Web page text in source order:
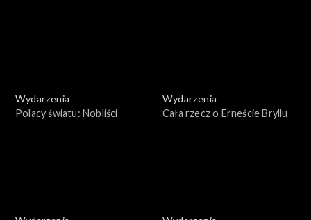
Wydarzenia
Polacy światu: Nobliści
Wydarzenia
Cała rzecz o Erneście Bryllu